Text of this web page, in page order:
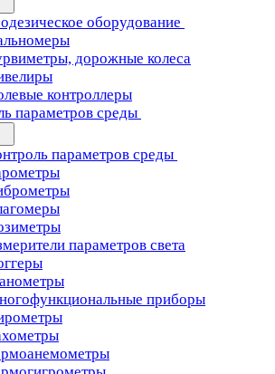
оборудование
дорожные колеса
контроллеры
параметров среды
параметров среды
параметров света
приборы